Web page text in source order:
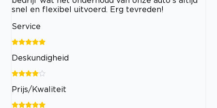
snel en flexibel uitvoerd. Erg tevreden!
Service
Deskundigheid
Prijs/Kwaliteit